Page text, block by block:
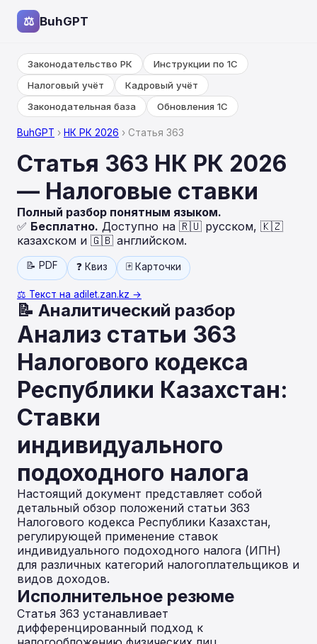
⚖ BuhGPT
Законодательство РК
Инструкции по 1С
Налоговый учёт
Кадровый учёт
Законодательная база
Обновления 1С
BuhGPT › НК РК 2026 › Статья 363
Статья 363 НК РК 2026
— Налоговые ставки
Полный разбор понятным языком.
✅ Бесплатно. Доступно на 🇷🇺 русском, 🇰🇿
казахском и 🇬🇧 английском.
📝 PDF ❓ Квиз 🃏 Карточки
⚖️ Текст на adilet.zan.kz →
📝 Аналитический разбор
Анализ статьи 363
Налогового кодекса
Республики Казахстан:
Ставки
индивидуального
подоходного налога
Настоящий документ представляет собой
детальный обзор положений статьи 363
Налогового кодекса Республики Казахстан,
регулирующей применение ставок
индивидуального подоходного налога (ИПН)
для различных категорий налогоплательщиков и
видов доходов.
Исполнительное резюме
Статья 363 устанавливает
дифференцированный подход к